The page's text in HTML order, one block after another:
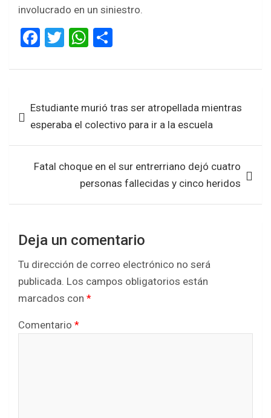
involucrado en un siniestro.
F
ce
o
o
k
T
tt
W
at
A
p
p
ar
de
entradas
Estudiante murió tras ser atropellada mientras
esperaba el colectivo para ir a la escuela
Fatal choque en el sur entrerriano dejó cuatro
personas fallecidas y cinco heridos
Deja un comentario
Tu dirección de correo electrónico no será
publicada. Los campos obligatorios están
marcados con *
Comentario *